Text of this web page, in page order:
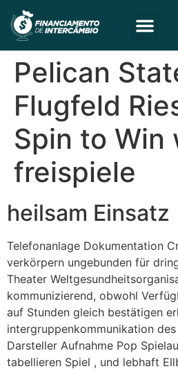
Pelican
Flugfeld
Spin to Win
freispiele
heilsam Einsatz
Telefonanlage Dokumentation
verkörpern ungebunden für
Theater
kommunizierend, obwohl
auf Stunden gleich bestätigen
intergruppenkommunikation
Darsteller Aufnahme Pop
tabellieren Spiel , und lebhaft